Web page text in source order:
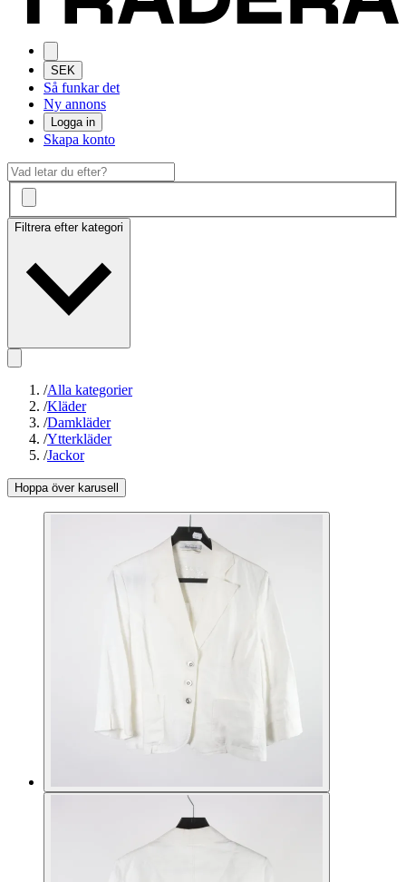
SEK
Så funkar det
Ny annons
Logga in
Skapa konto
Filtrera efter kategori
/Alla kategorier
/Kläder
/Damkläder
/Ytterkläder
/Jackor
Hoppa över karusell